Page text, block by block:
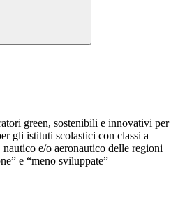
green, sostenibili e innovativi per
gli istituti scolastici con classi a
e/o aeronautico delle regioni
e “meno sviluppate”